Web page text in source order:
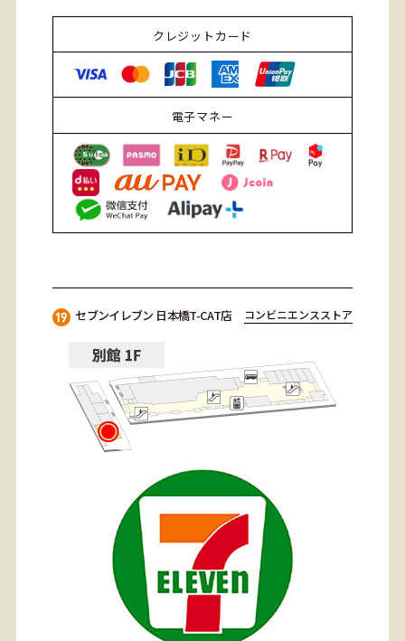
クレジットカード
電子マネー
セブンイレブン 日本橋T-CAT店 コンビニエンスストア